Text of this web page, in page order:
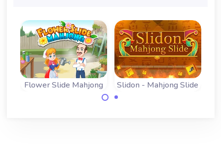
Flower Slide Mahjong Slidon - Mahjong Slide